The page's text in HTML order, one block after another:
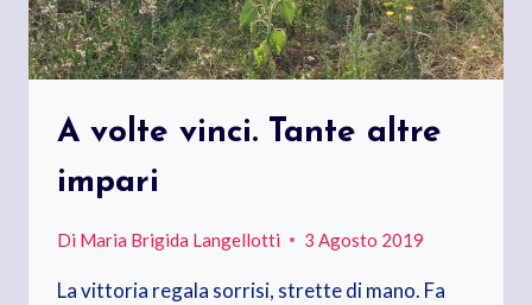
A volte vinci. Tante altre
impari
Di Maria Brigida Langellotti 3 Agosto 2019
La vittoria regala sorrisi, strette di mano. Fa